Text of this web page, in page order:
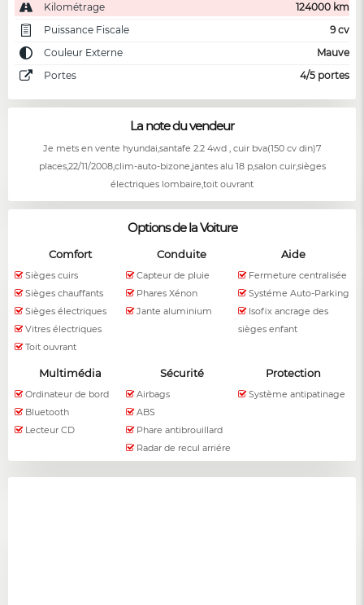
Kilométrage
124000 km
Puissance Fiscale
9 cv
Couleur Externe
Mauve
Portes
4/5 portes
La note du vendeur
Je mets en vente hyundai,santafe 2.2 4wd , cuir bva(150 cv din)7
places,22/11/2008,clim-auto-bizone,jantes alu 18 p,salon cuir,sièges
électriques lombaire,toit ouvrant
Options de la Voiture
Comfort
Sièges cuirs
Sièges chauffants
Sièges électriques
Vitres électriques
Toit ouvrant
Conduite
Capteur de pluie
Phares Xénon
Jante aluminium
Aide
Fermeture centralisée
Systéme Auto-Parking
Isofix ancrage des
sièges enfant
Multimédia
Ordinateur de bord
Bluetooth
Lecteur CD
Sécurité
Airbags
ABS
Phare antibrouillard
Radar de recul arriére
Protection
Système antipatinage